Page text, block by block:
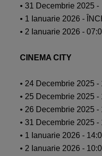
• 31 Decembrie 2025
• 1 Ianuarie 2026 -
• 2 Ianuarie 2026 -
CINEMA CITY​
• 24 Decembrie 2025 -
• 25 Decembrie 2025 -
• 26 Decembrie 2025 -
• 31 Decembrie 2025 -
• 1 Ianuarie 2026 -
• 2 Ianuarie 2026 -